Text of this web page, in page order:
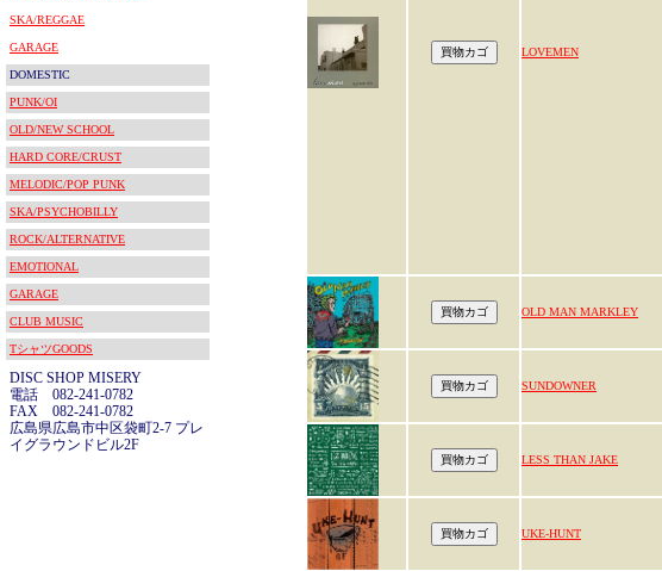
SKA/REGGAE
GARAGE
DOMESTIC
PUNK/OI
OLD/NEW SCHOOL
HARD CORE/CRUST
MELODIC/POP PUNK
SKA/PSYCHOBILLY
ROCK/ALTERNATIVE
EMOTIONAL
GARAGE
CLUB MUSIC
TシャツGOODS
DISC SHOP MISERY
電話 082-241-0782
FAX 082-241-0782
広島県広島市中区袋町2-7 プレ
イグラウンドビル2F
LOVEMEN
OLD MAN MARKLEY
SUNDOWNER
LESS THAN JAKE
UKE-HUNT